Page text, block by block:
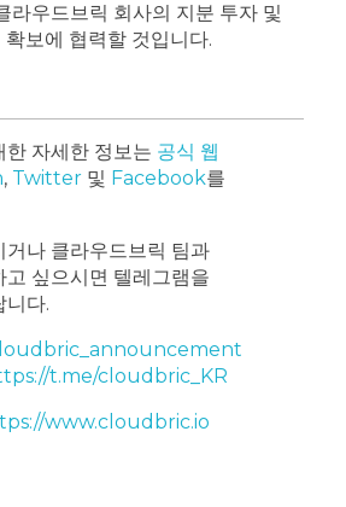
라우드브릭 회사의 지분 투자 및
보에 협력할 것입니다.
자세한 정보는 공식 웹
, Twitter 및 Facebook를
거나 클라우드브릭 팀과
싶으시면 텔레그램을
니다.
t.me/cloudbric_KR
www.cloudbric.io